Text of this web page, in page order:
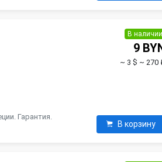
Гарантия.
В наличии
9
~ 3 $ ~ 270
В корзину